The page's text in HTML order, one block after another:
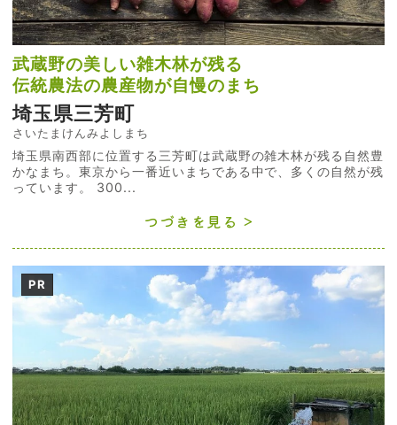
武蔵野の美しい雑木林が残る
伝統農法の農産物が自慢のまち
埼玉県三芳町
さいたまけんみよしまち
埼玉県南西部に位置する三芳町は武蔵野の雑木林が残る自然豊
かなまち。東京から一番近いまちである中で、多くの自然が残
っています。 300...
つづきを見る
PR